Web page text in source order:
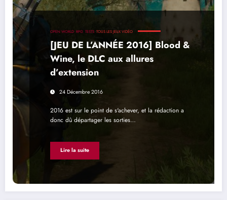
OPEN WORLD RPG TESTS TOUS LES JEUX VIDÉO
[JEU DE L’ANNÉE 2016] Blood &
Wine, le DLC aux allures
d’extension
24 Décembre 2016
2016 est sur le point de s'achever, et la rédaction a
donc dû départager les sorties…
Lire la suite